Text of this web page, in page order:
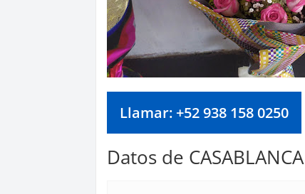
Llamar: +52 938 158 0250
Datos de CASABLANCA